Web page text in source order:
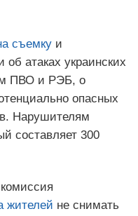
съемку и
атаках украинских
ПВО и РЭБ, о
опасных
Нарушителям
составляет 300
жителей не снимать